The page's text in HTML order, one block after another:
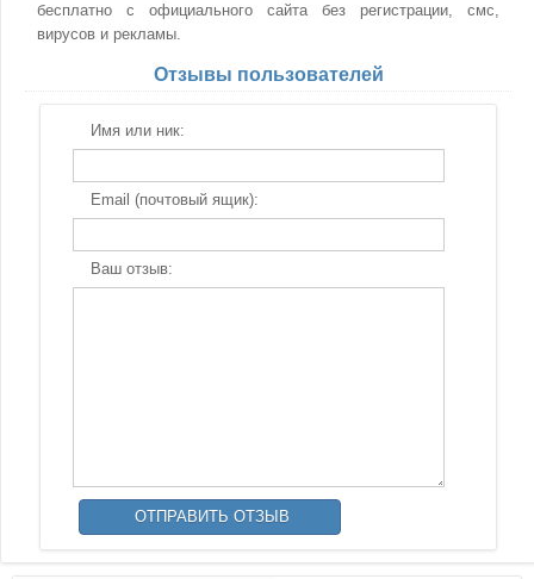
бесплатно с официального сайта без регистрации, смс,
вирусов и рекламы.
Отзывы пользователей
Имя или ник:
Email (почтовый ящик):
Ваш отзыв: